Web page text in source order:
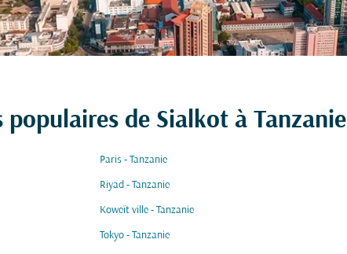
populaires de Sialkot à Tanzanie
Paris - Tanzanie
Riyad - Tanzanie
Koweït ville - Tanzanie
Tokyo - Tanzanie